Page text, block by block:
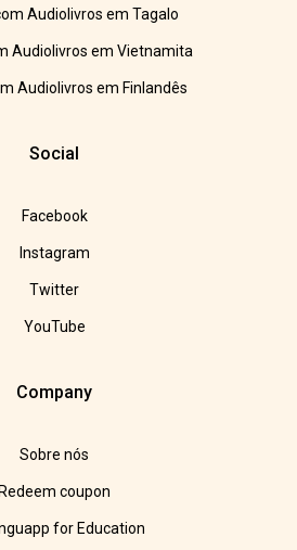
Audiolivros em Tagalo
Audiolivros em Vietnamita
Audiolivros em Finlandês
Social
Facebook
Instagram
Twitter
YouTube
Company
Sobre nós
Redeem coupon
for Education